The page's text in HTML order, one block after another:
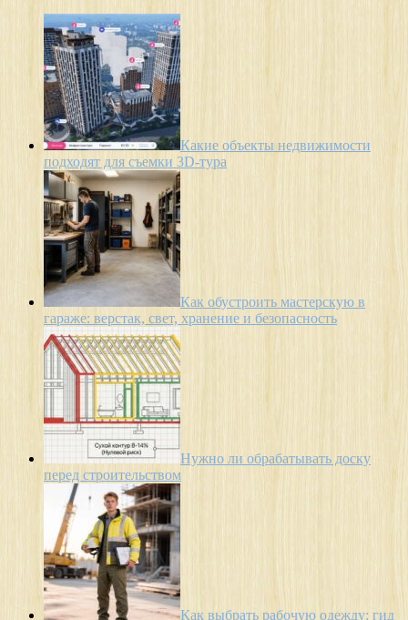
Какие объекты недвижимости
подходят для съемки 3D-тура
Как обустроить мастерскую в
гараже: верстак, свет, хранение и безопасность
Нужно ли обрабатывать доску
перед строительством
Как выбрать рабочую одежду: гид